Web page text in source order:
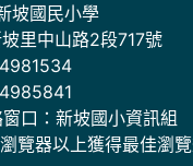
坡國民小學
里中山路2段717號
口：新坡國小資訊組
覽器以上獲得最佳瀏